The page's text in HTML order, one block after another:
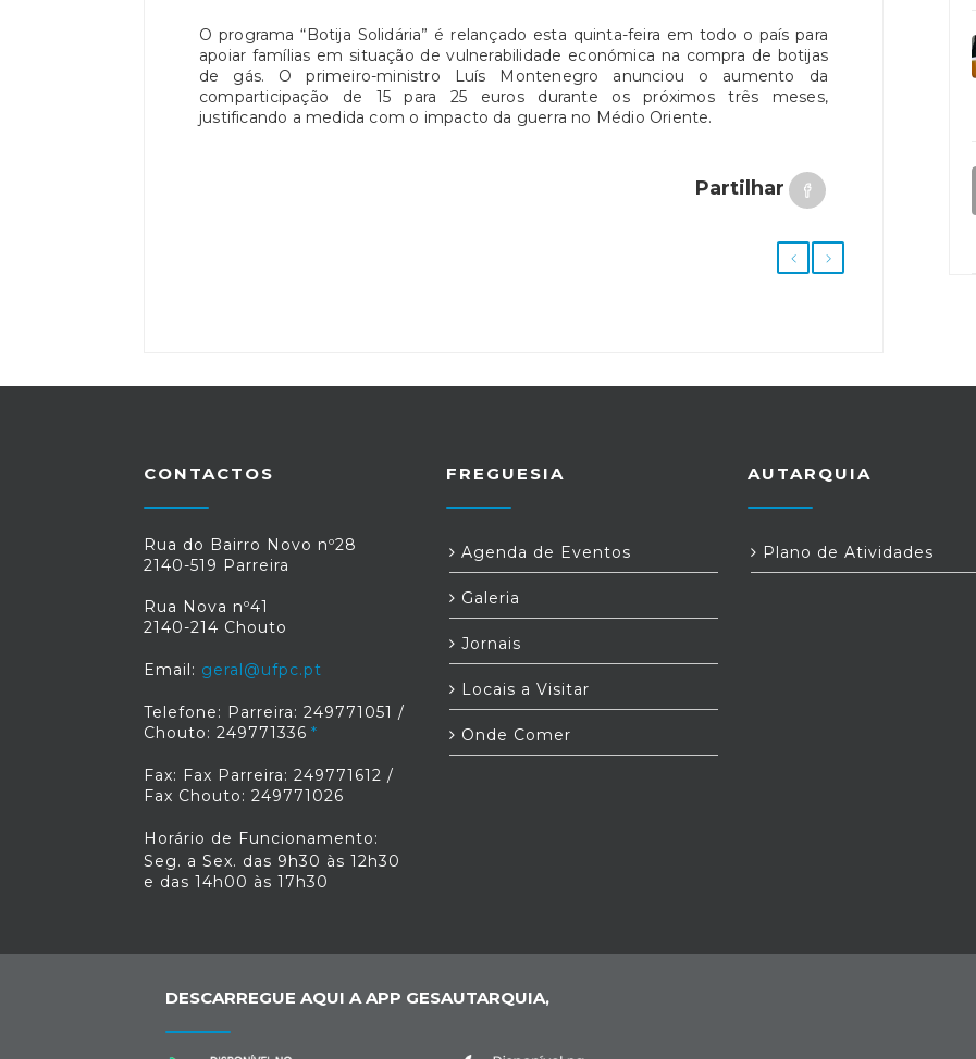
O programa “Botija Solidária” é relançado esta quinta-feira em todo o país para
apoiar famílias em situação de vulnerabilidade económica na compra de botijas
de gás. O primeiro-ministro Luís Montenegro anunciou o aumento da
comparticipação de 15 para 25 euros durante os próximos três meses,
justificando a medida com o impacto da guerra no Médio Oriente.
Partilhar
CONTACTOS
Rua do Bairro Novo nº28
2140-519 Parreira
Rua Nova nº41
2140-214 Chouto
Email: geral@ufpc.pt
Telefone: Parreira: 249771051 /
Chouto: 249771336
Fax: Fax Parreira: 249771612 /
Fax Chouto: 249771026
Horário de Funcionamento:
Seg. a Sex. das 9h30 às 12h30
e das 14h00 às 17h30
FREGUESIA
Agenda de Eventos
Galeria
Jornais
Locais a Visitar
Onde Comer
AUTARQUIA
Plano de Atividades
DESCARREGUE AQUI A APP GESAUTARQUIA,